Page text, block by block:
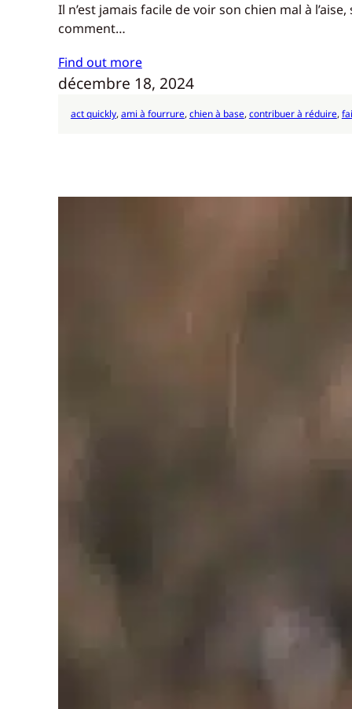
Il n’est jamais facile de voir son chien mal à
comment…
Find out more
décembre 18, 2024
act quickly, ami à fourrure, chien à base, contribuer à réduire,